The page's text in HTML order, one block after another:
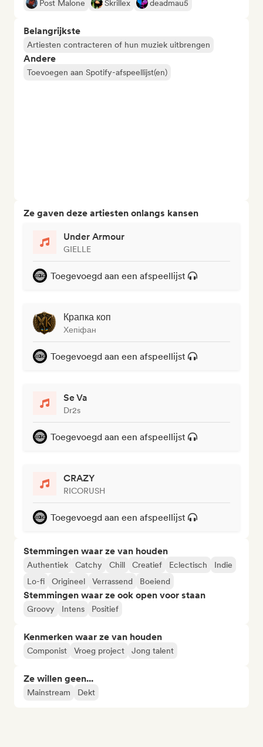
Post Malone
Skrillex deadmau5
Belangrijkste
Artiesten contracteren of hun muziek uitbrengen
Andere
Toevoegen aan Spotify-afspeellijst(en)
Ze gaven deze artiesten onlangs kansen
Under Armour
GIELLE
Toegevoegd aan een afspeellijst
Крапка коп
Хепіфан
Toegevoegd aan een afspeellijst
Se Va
Dr2s
Toegevoegd aan een afspeellijst
CRAZY
RICORUSH
Toegevoegd aan een afspeellijst
Stemmingen waar ze van houden
Authentiek Catchy Chill Creatief Eclectisch
Indie
Lo-fi
Origineel Verrassend Boeiend
Stemmingen waar ze ook open voor staan
Groovy Intens Positief
Kenmerken waar ze van houden
Componist Vroeg project Jong talent
Ze willen geen...
Mainstream Dekt